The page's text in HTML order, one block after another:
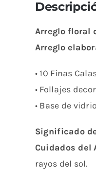
Arreglo floral
Arreglo
• 10 Finas
• Follajes
• Base de
Significado
Cuidados del
rayos del sol.